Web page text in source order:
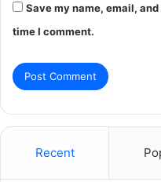
Save my name, email,
time I comment.
Recent